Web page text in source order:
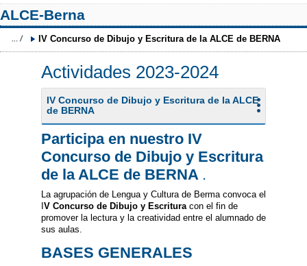
ALCE-Berna
IV Concurso de Dibujo y Escritura de la ALCE de BERNA
Actividades 2023-2024
IV Concurso de Dibujo y Escritura de la ALCE
de BERNA
Participa en nuestro IV
Concurso de Dibujo y Escritura
de la ALCE de BERNA .
La agrupación de Lengua y Cultura de Berma convoca el
V Concurso de Dibujo y Escritura con el fin de
promover la lectura y la creatividad entre el alumnado de
sus aulas.
BASES GENERALES